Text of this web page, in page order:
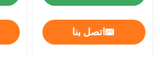
اتصل بنا